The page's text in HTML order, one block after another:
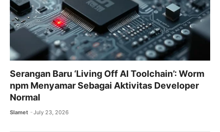
Serangan Baru ‘Living Off AI Toolchain’: Worm
npm Menyamar Sebagai Aktivitas Developer
Normal
Slamet July 23, 2026